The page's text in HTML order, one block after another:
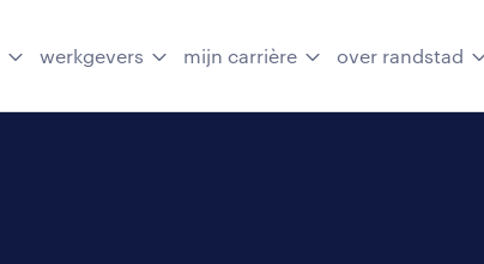
werkgevers mijn carrière over randstad